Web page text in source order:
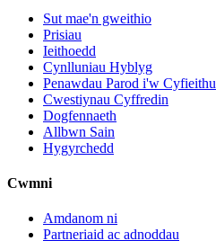
Sut mae'n gweithio
Prisiau
Ieithoedd
Cynlluniau Hyblyg
Penawdau Parod i'w Cyfieithu
Cwestiynau Cyffredin
Dogfennaeth
Allbwn Sain
Hygyrchedd
Cwmni
Amdanom ni
Partneriaid ac adnoddau